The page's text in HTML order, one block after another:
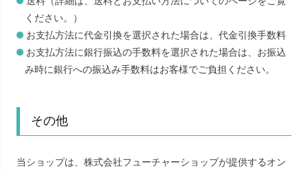
ください。）
お支払方法に代金引換を選択された場合は、代金引換手数料
お支払方法に銀行振込の手数料を選択された場合は、お振込
み時に銀行への振込み手数料はお客様でご負担ください。
その他
当ショップは、株式会社フューチャーショップが提供するオン